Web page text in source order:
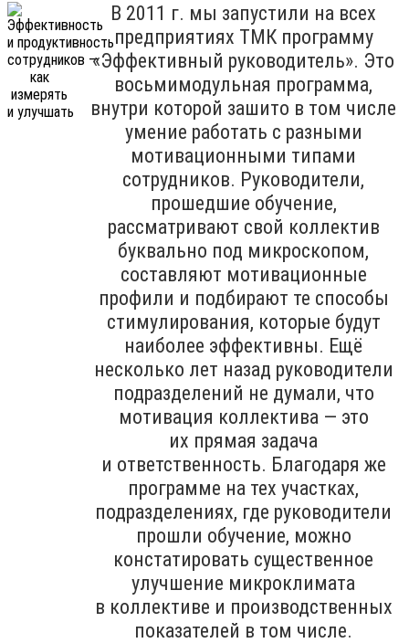
В 2011 г. мы запустили на всех
предприятиях ТМК программу
«Эффективный руководитель». Это
восьмимодульная программа,
внутри которой зашито в том числе
умение работать с разными
мотивационными типами
сотрудников. Руководители,
прошедшие обучение,
рассматривают свой коллектив
буквально под микроскопом,
составляют мотивационные
профили и подбирают те способы
стимулирования, которые будут
наиболее эффективны. Ещё
несколько лет назад руководители
подразделений не думали, что
мотивация коллектива — это
их прямая задача
и ответственность. Благодаря же
программе на тех участках,
подразделениях, где руководители
прошли обучение, можно
констатировать существенное
улучшение микроклимата
в коллективе и производственных
показателей в том числе.